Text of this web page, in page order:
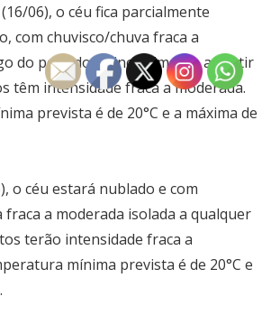
06), o céu fica parcialmente
com chuvisco/chuva fraca a
do período, principalmente a partir
têm intensidade fraca a moderada.
prevista é de 20°C e a máxima de
o céu estará nublado e com
fraca a moderada isolada a qualquer
terão intensidade fraca a
mínima prevista é de 20°C e